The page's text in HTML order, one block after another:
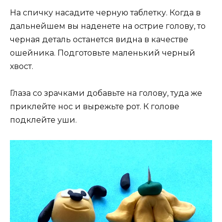
На спичку насадите черную таблетку. Когда в
дальнейшем вы наденете на острие голову, то
черная деталь останется видна в качестве
ошейника. Подготовьте маленький черный
хвост.
Глаза со зрачками добавьте на голову, туда же
приклейте нос и вырежьте рот. К голове
подклейте уши.